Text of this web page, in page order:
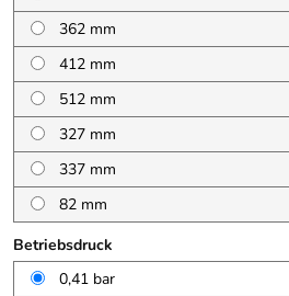
362 mm
412 mm
512 mm
327 mm
337 mm
82 mm
Betriebsdruck
0,41 bar